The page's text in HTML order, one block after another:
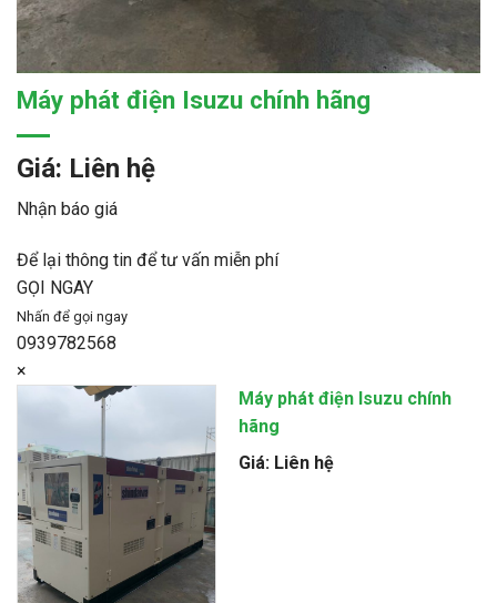
Máy phát điện Isuzu chính hãng
Giá: Liên hệ
Nhận báo giá
Để lại thông tin để tư vấn miễn phí
GỌI NGAY
Nhấn để gọi ngay
0939782568
×
Máy phát điện Isuzu chính
hãng
Giá: Liên hệ